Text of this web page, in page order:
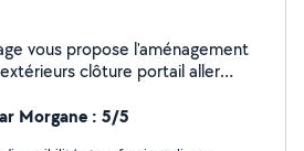
vous propose l'aménagement
clôture portail aller
élagage possibilité d'avoir voir le
immédiate
Morgane : 5/5